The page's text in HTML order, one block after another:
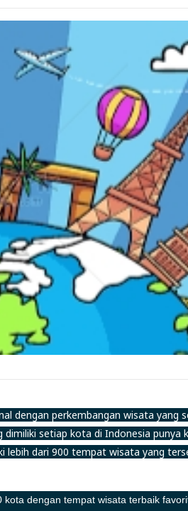
dengan perkembangan wisata yang
setiap kota di Indonesia punya
lebih dari 900 tempat wisata yang
dengan tempat wisata terbaik